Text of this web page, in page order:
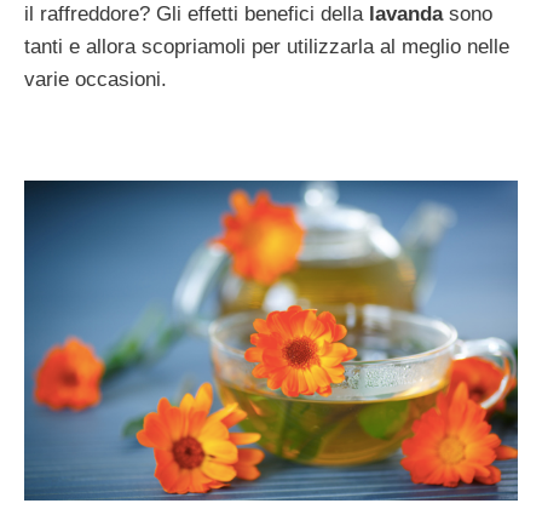
il raffreddore? Gli effetti benefici della lavandasono
tanti e allora scopriamoli per utilizzarla al meglio nelle
varie occasioni.